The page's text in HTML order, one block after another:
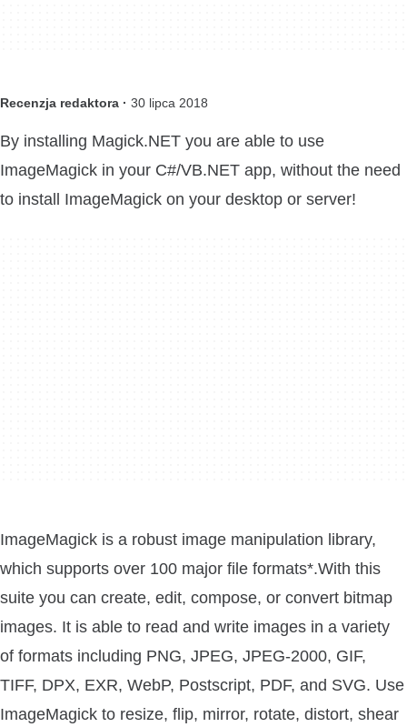
Recenzja redaktora · 30 lipca 2018
By installing Magick.NET you are able to use
ImageMagick in your C#/VB.NET app, without the need
to install ImageMagick on your desktop or server!
ImageMagick is a robust image manipulation library,
which supports over 100 major file formats*.With this
suite you can create, edit, compose, or convert bitmap
images. It is able to read and write images in a variety
of formats including PNG, JPEG, JPEG-2000, GIF,
TIFF, DPX, EXR, WebP, Postscript, PDF, and SVG. Use
ImageMagick to resize, flip, mirror, rotate, distort, shear